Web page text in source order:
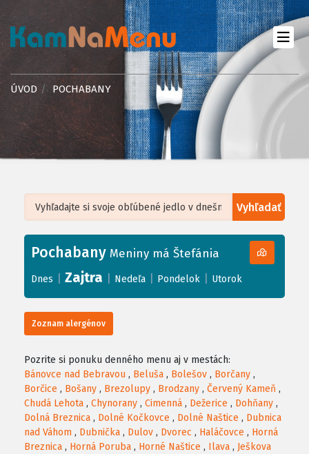
ÚVOD POCHABANY
Vyhľadať
+
−
Leaflet| ©OpenStreetMap, Tiles courtesy ofHumanitarian OpenStreetMap
Pochabany Meniny má Štefánia
Dnes Zajtra Nedeľa Pondelok Utorok
Zoznam alergénov
Pozrite si ponuku denného menu aj v mestách:
Bánovce nad Bebravou , Beluša , Bolešov , Borčany ,
Borčice , Bošany , Brezolupy , Brodzany , Červený Kameň ,
Chudá Lehota , Chynorany , Cimenná , Dežerice , Dohňany ,
Dolná Breznica , Dolné Kočkovce , Dolné Naštice , Dubnica
nad Váhom , Dubnička , Dulov , Dvorec , Haláčovce , Horná
Breznica , Horná Poruba , Horné Naštice , Ilava , Ješkova